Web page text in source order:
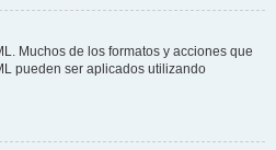
Muchos de los formatos y acciones que
pueden ser aplicados utilizando